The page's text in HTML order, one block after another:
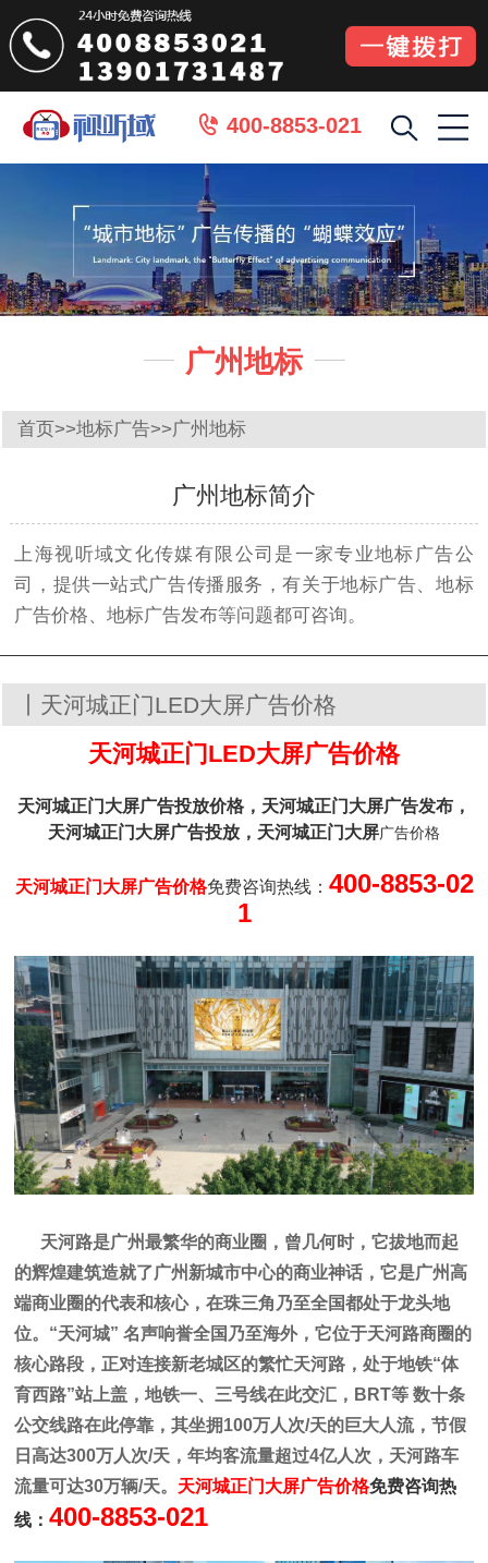
 400-8853-021
 广州地标 
首页>>地标广告>>广州地标
广州地标简介
上海视听域文化传媒有限公司是一家专业地标广告公
司，提供一站式广告传播服务，有关于地标广告、地标
广告价格、地标广告发布等问题都可咨询。
丨天河城正门LED大屏广告价格
天河城正门LED大屏广告价格
天河城正门大屏广告投放价格， 天河城正门 大屏广告发布，
天河城正门 大屏广告投放， 天河城正门 大屏广告价格
天河城正门大屏广告价格免费咨询热线： 400-8853-02
1
天河路是广州最繁华的商业圈，曾几何时，它拔地而起
的辉煌建筑造就了广州新城市中心的商业神话，它是广州高
端商业圈的代表和核心，在珠三角乃至全国都处于龙头地
位。“天河城” 名声响誉全国乃至海外，它位于天河路商圈的
核心路段，正对连接新老城区的繁忙天河路，处于地铁“体
育西路”站上盖，地铁一、三号线在此交汇，BRT等 数十条
公交线路在此停靠，其坐拥100万人次/天的巨大人流，节假
日高达300万人次/天，年均客流量超过4亿人次，天河路车
流量可达30万辆/天。 天河城正门 大屏广告价格免费咨询热
线：400-8853-021